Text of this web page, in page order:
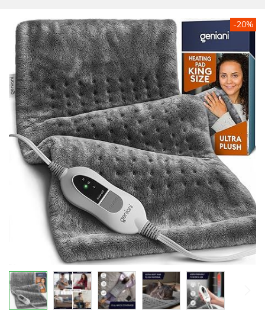
Chuyển
đến
phần
đầu
của
thư
viện
hình
ảnh
-20%